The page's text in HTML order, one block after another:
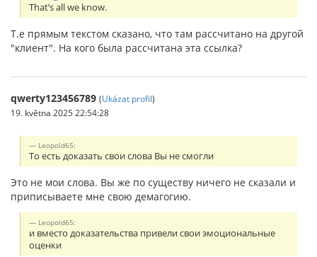
That’s all we know.
Т.е прямым текстом сказано, что там рассчитано на другой
"клиент". На кого была рассчитана эта ссылка?
qwerty123456789 (Ukázat profil)
19. května 2025 22:54:28
Leopold65:
То есть доказать свои слова Вы не смогли
Это не мои слова. Вы же по существу ничего не сказали и
приписываете мне свою демагогию.
Leopold65:
и вместо доказательства привели свои эмоциональные
оценки